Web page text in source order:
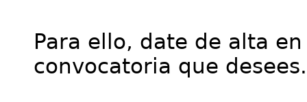
Para ello, date de alta
convocatoria que desees.